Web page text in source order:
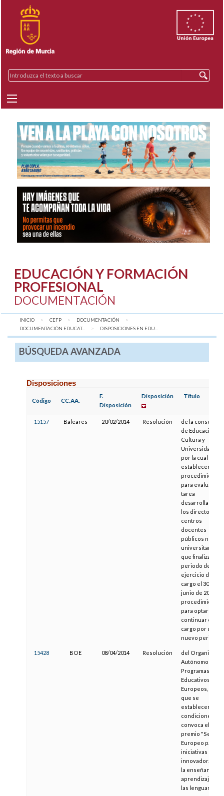
EDUCACIÓN Y FORMACIÓN
PROFESIONAL
DOCUMENTACIÓN
INICIO CEFP
DOCUMENTACIÓN
DOCUMENTACIÓN EDUCAT...
AQUÍ:
DISPOSICIONES EN EDU...
BÚSQUEDA AVANZADA
Disposiciones
Código CC.AA.
F.
Disposición
Disposición Título
15157 Baleares 20/02/2014 Resolución
de la consejera
de Educación,
Cultura y
Universidades,
por la cual se
establecen el
procedimiento
para evaluar la
tarea
desarrollada
los directores
centros
docentes
públicos no
universitarios
que finalizan el
periodo de
ejercicio del
cargo el 30 de
junio de 2014 y
procedimiento
para optar a
continuar en el
cargo por un
nuevo periodo
15428 BOE 08/04/2014 Resolución
del Organismo
Autónomo
Programas
Educativos
Europeos, por la
que se
establecen las
condiciones y
convoca el
premio "Sello
Europeo para
iniciativas
innovadoras en
la enseñanza y
aprendizaje de
las lenguas